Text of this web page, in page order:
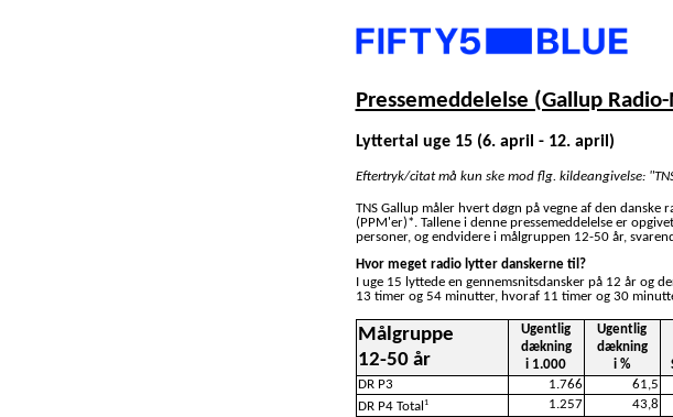
Pressemeddelelse (Gallup
Lyttertal uge 15 (6. april - 12. april)
Eftertryk/citat må kun ske mod flg. kildeangivelse:
TNS Gallup måler hvert døgn på vegne af den
(PPM'er)*. Tallene i denne pressemeddelelse er
personer, og endvidere i målgruppen 12-50 år,
Hvor meget radio lytter danskerne til?
I uge 15 lyttede en gennemsnitsdansker på 12 år og
13 timer og 54 minutter, hvoraf 11 timer og 30
Målgruppe
12-50 år
Ugentlig
dækning
i 1.000
Ugentlig
dækning
i %
DR P3
1.766 61,5
DR P4 Total 1 1.257 43,8